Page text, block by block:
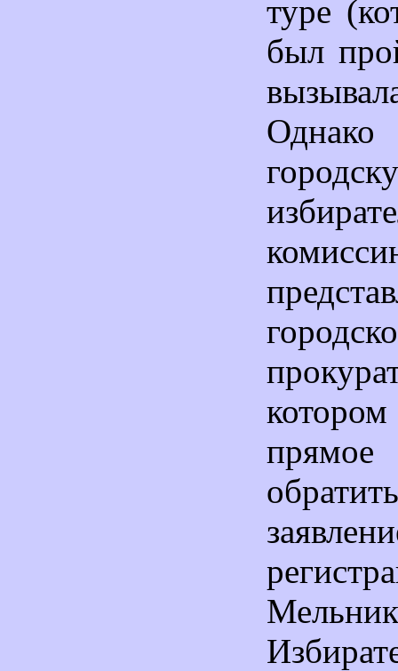
туре
был